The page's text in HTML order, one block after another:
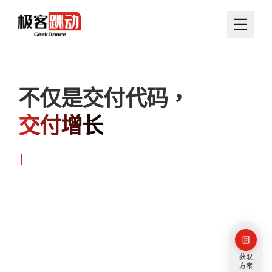
不仅是交付代码，
交付增长
获取
方案